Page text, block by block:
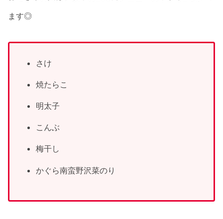
ます◎
さけ
焼たらこ
明太子
こんぶ
梅干し
かぐら南蛮野沢菜のり